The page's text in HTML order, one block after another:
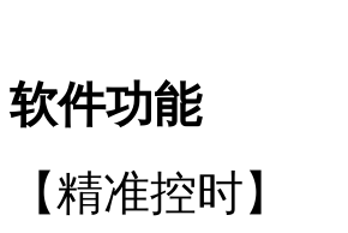
软件功能
【精准控时】